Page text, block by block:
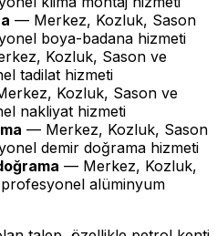
— Merkez, Kozluk, Sason
boya-badana hizmeti
Kozluk, Sason ve
tadilat hizmeti
Kozluk, Sason ve
nakliyat hizmeti
— Merkez, Kozluk, Sason
demir doğrama hizmeti
— Merkez, Kozluk,
alüminyum